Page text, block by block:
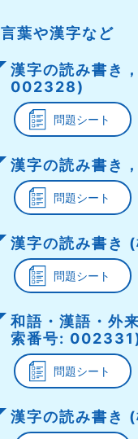
言葉や漢字など
漢字の読み書き
002328)
問題シート
漢字の読み書き
問題シート
漢字の読み書き
問題シート
和語・漢語・外
索番号:
問題シート
漢字の読み書き